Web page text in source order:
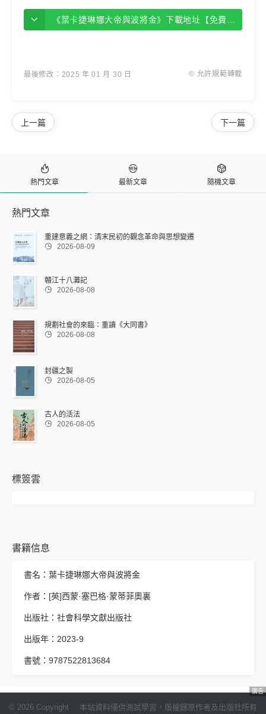
《葉卡捷琳娜大帝與波將金》下載地址【免費下載】
最後修改：2025 年 01 月 30 日 © 允許規範轉載
下一篇
上一篇

熱門文章

最新文章

隨機文章
熱門文章
重建意義之網：清末民初的觀念革命與思想變遷
 2026-08-09
贛江十八灘記
 2026-08-08
規劃社會的來臨：重讀《大同書》
 2026-08-08
封疆之製
 2026-08-05
古人的活法
 2026-08-05
標簽雲
書籍信息
書名：葉卡捷琳娜大帝與波將金
作者：[英]西蒙·塞巴格·蒙蒂菲奧裏
出版社：社會科學文獻出版社
出版年：2023-9
書號：9787522813684
廣告
本站資料僅供測試學習，版權歸原作者及出版社所有
© 2026 Copyright